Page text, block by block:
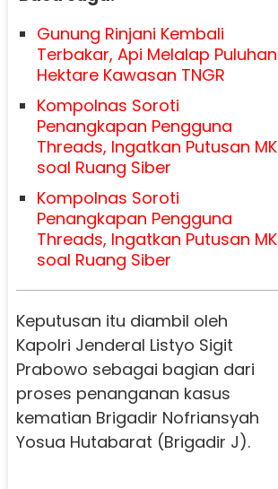
Gunung Rinjani Kembali
Terbakar, Api Melalap Puluhan
Hektare Kawasan TNGR
Kompolnas Soroti
Penangkapan Pengguna
Threads, Ingatkan Putusan MK
soal Ruang Siber
Kompolnas Soroti
Penangkapan Pengguna
Threads, Ingatkan Putusan MK
soal Ruang Siber
Keputusan itu diambil oleh
Kapolri Jenderal Listyo Sigit
Prabowo sebagai bagian dari
proses penanganan kasus
kematian Brigadir Nofriansyah
Yosua Hutabarat (Brigadir J).